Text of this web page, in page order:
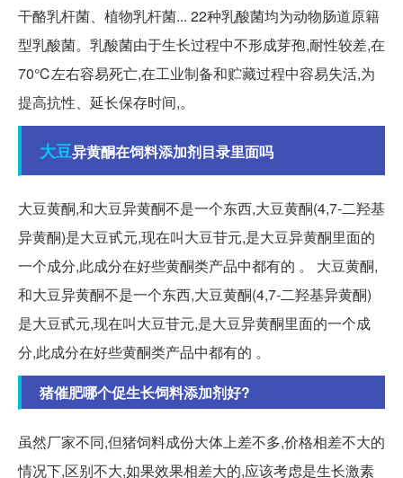
干酪乳杆菌、植物乳杆菌... 22种乳酸菌均为动物肠道原籍
型乳酸菌。乳酸菌由于生长过程中不形成芽孢,耐性较差,在
70℃左右容易死亡,在工业制备和贮藏过程中容易失活,为
提高抗性、延长保存时间,。
大豆异黄酮在饲料添加剂目录里面吗
大豆黄酮,和大豆异黄酮不是一个东西,大豆黄酮(4,7-二羟基
异黄酮)是大豆甙元,现在叫大豆苷元,是大豆异黄酮里面的
一个成分,此成分在好些黄酮类产品中都有的 。 大豆黄酮,
和大豆异黄酮不是一个东西,大豆黄酮(4,7-二羟基异黄酮)
是大豆甙元,现在叫大豆苷元,是大豆异黄酮里面的一个成
分,此成分在好些黄酮类产品中都有的 。
猪催肥哪个促生长饲料添加剂好?
虽然厂家不同,但猪饲料成份大体上差不多,价格相差不大的
情况下,区别不大,如果效果相差大的,应该考虑是生长激素